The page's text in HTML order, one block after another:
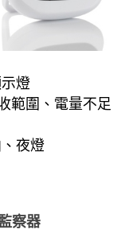
燈
範圍、電量不足
夜燈
察器